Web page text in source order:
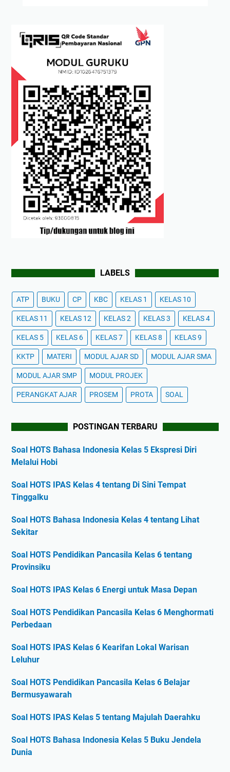
LABELS
ATP BUKU CP KBC KELAS 1 KELAS 10
KELAS 11 KELAS 12 KELAS 2 KELAS 3 KELAS 4
KELAS 5 KELAS 6 KELAS 7 KELAS 8 KELAS 9
KKTP MATERI MODUL AJAR SD MODUL AJAR SMA
MODUL AJAR SMP MODUL PROJEK
PERANGKAT AJAR PROSEM PROTA SOAL
POSTINGAN TERBARU
Soal HOTS Bahasa Indonesia Kelas 5 Ekspresi Diri
Melalui Hobi
Soal HOTS IPAS Kelas 4 tentang Di Sini Tempat
Tinggalku
Soal HOTS Bahasa Indonesia Kelas 4 tentang Lihat
Sekitar
Soal HOTS Pendidikan Pancasila Kelas 6 tentang
Provinsiku
Soal HOTS IPAS Kelas 6 Energi untuk Masa Depan
Soal HOTS Pendidikan Pancasila Kelas 6 Menghormati
Perbedaan
Soal HOTS IPAS Kelas 6 Kearifan Lokal Warisan
Leluhur
Soal HOTS Pendidikan Pancasila Kelas 6 Belajar
Bermusyawarah
Soal HOTS IPAS Kelas 5 tentang Majulah Daerahku
Soal HOTS Bahasa Indonesia Kelas 5 Buku Jendela
Dunia